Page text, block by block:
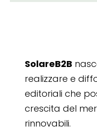
SolareB2B
realizzare e
editoriali che
crescita del
rinnovabili.